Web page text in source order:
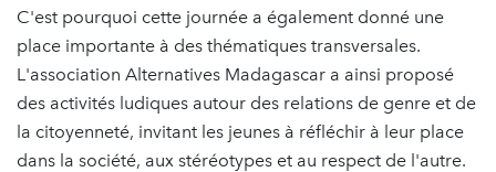
C'est pourquoi cette journée a également donné une
place importante à des thématiques transversales.
L'association Alternatives Madagascar a ainsi proposé
des activités ludiques autour des relations de genre et de
la citoyenneté, invitant les jeunes à réfléchir à leur place
dans la société, aux stéréotypes et au respect de l'autre.